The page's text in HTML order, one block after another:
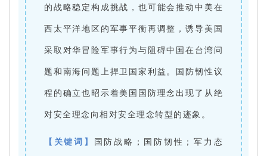
的战略稳定构成挑战，也可能会推动中美在
西太平洋地区的军事平衡再调整，诱导美国
采取对华冒险军事行为与阻碍中国在台湾问
题和南海问题上捍卫国家利益。国防韧性议
程的确立也昭示着美国国防理念出现了从绝
对安全理念向相对安全理念转型的迹象。
【关键词】 国防战略；国防韧性；军力态